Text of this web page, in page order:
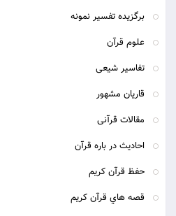
برگزیده تفسیر نمونه
علوم قرآن
تفاسیر شیعی
قاریان مشهور
مقالات قرآنی
احادیث در باره قرآن
حفظ قرآن کریم
قصه هاي قرآن كريم